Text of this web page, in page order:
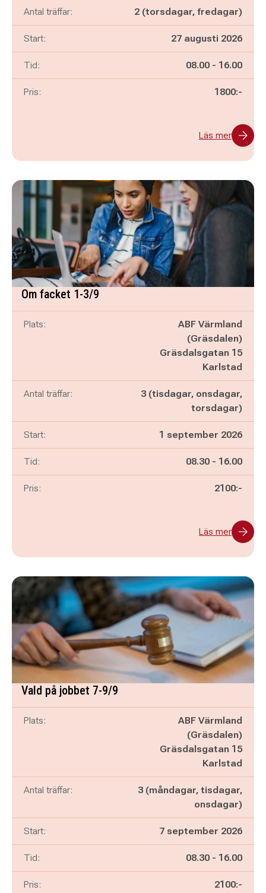
Antal träffar: 2 (torsdagar, fredagar)
Start: 27 augusti 2026
Tid: Pågår mellan
08.00 - och
16.00
Pris: 1800:-
Läs mer
Om facket 1-3/9
Plats:
ABF Värmland
(Gräsdalen)
Gräsdalsgatan 15
Karlstad
Antal träffar:
3 (tisdagar, onsdagar,
torsdagar)
Start: 1 september 2026
Tid: Pågår mellan
08.30 - och
16.00
Pris: 2100:-
Läs mer
Vald på jobbet 7-9/9
Plats:
ABF Värmland
(Gräsdalen)
Gräsdalsgatan 15
Karlstad
Antal träffar:
3 (måndagar, tisdagar,
onsdagar)
Start: 7 september 2026
Tid: Pågår mellan
08.30 - och
16.00
Pris: 2100:-